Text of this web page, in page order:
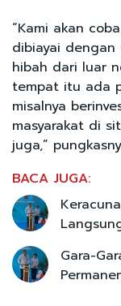
“Kami akan
dibiayai dengan
hibah dari luar
tempat itu ada
misalnya
masyarakat di
juga,”
BACA JUGA:
Gara-